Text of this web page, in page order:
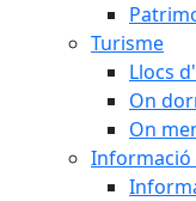
Turisme
Llocs
On
On
Informació